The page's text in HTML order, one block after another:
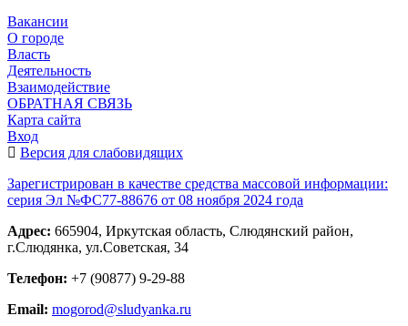
Вакансии
О городе
Власть
Деятельность
Взаимодействие
ОБРАТНАЯ СВЯЗЬ
Карта сайта
Вход
Версия для слабовидящих
Зарегистрирован в качестве средства массовой информации:
серия Эл №ФС77-88676 от 08 ноября 2024 года
Адрес: 665904, Иркутская область, Слюдянский район,
г.Слюдянка, ул.Советская, 34
Телефон: +7 (90877) 9-29-88
Email: mogorod@sludyanka.ru